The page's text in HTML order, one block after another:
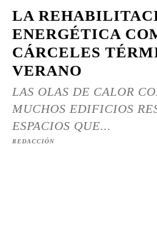
LA
ENERGÉTICA
CÁRCELES
VERANO
LAS OLAS DE CALOR
MUCHOS EDIFICIOS
ESPACIOS QUE...
REDACCIÓN